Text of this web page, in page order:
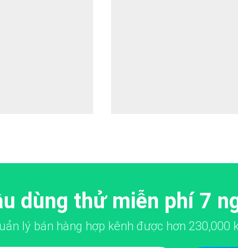
dùng thử miễn phí 7
lý bán hàng hợp kênh được hơn 230,000